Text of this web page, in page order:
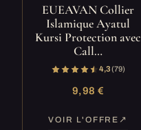
EUEAVAN Collier
Islamique Ayatul
Kursi Protection avec
Call…
4,3(79)
9,98 €
VOIR L'OFFRE